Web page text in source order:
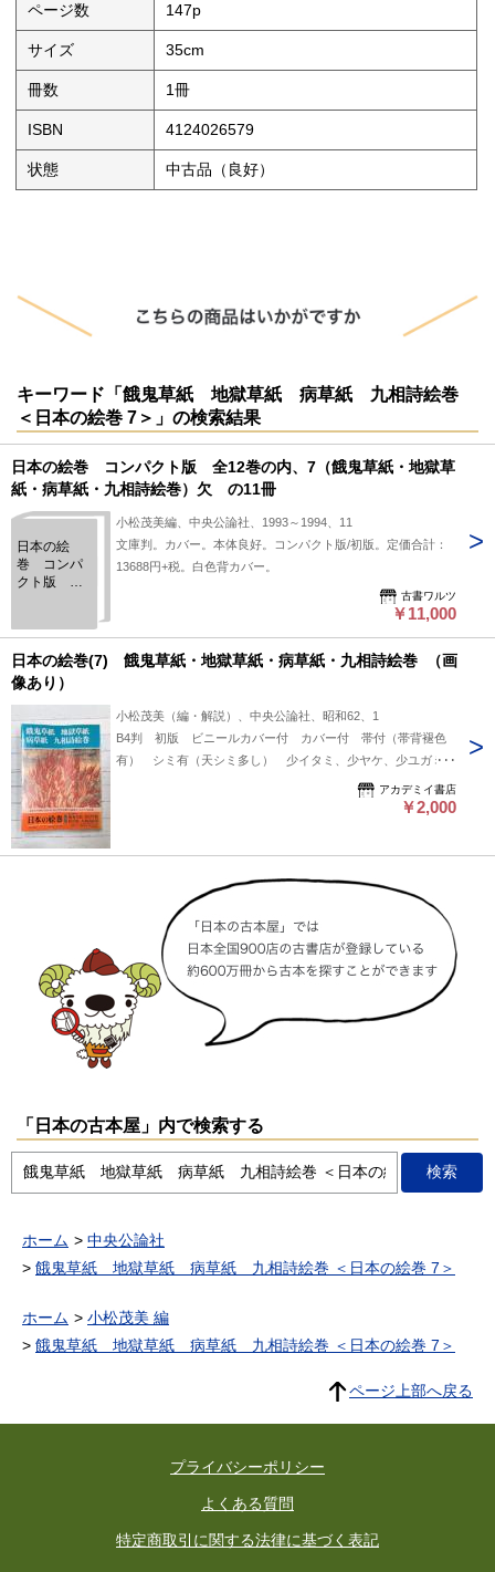
ページ数 147p
サイズ 35cm
冊数 1冊
ISBN 4124026579
状態 中古品（良好）
キーワード「餓鬼草紙 地獄草紙 病草紙 九相詩絵巻
＜日本の絵巻 7＞」の検索結果
日本の絵巻 コンパクト版 全12巻の内、7（餓鬼草紙・地獄草
紙・病草紙・九相詩絵巻）欠 の11冊
日本の絵
巻 コンパ
クト版 全
紙・地獄草
紙・病草
紙・九相詩
絵巻）欠
の11冊
小松茂美編、中央公論社、1993～1994、11
文庫判。カバー。本体良好。コンパクト版/初版。定価合計：
13688円+税。白色背カバー。
古書ワルツ
￥11,000
日本の絵巻(7) 餓鬼草紙・地獄草紙・病草紙・九相詩絵巻 （画
像あり）
小松茂美（編・解説）、中央公論社、昭和62、1
B4判 初版 ビニールカバー付 カバー付 帯付（帯背褪色
有） シミ有（天シミ多し） 少イタミ、少ヤケ、少ユガミ
有 保存並 【検索ワード：美術】＜登録書籍は店頭にない場
合がありますので、ご来店の場合は前日までにご連絡下さい＞
アカデミイ書店
￥2,000
「日本の古本屋」内で検索する
ホーム
中央公論社
餓鬼草紙 地獄草紙 病草紙 九相詩絵巻 ＜日本の絵巻 7＞
ホーム
小松茂美 編
餓鬼草紙 地獄草紙 病草紙 九相詩絵巻 ＜日本の絵巻 7＞
ページ上部へ戻る
プライバシーポリシー
よくある質問
特定商取引に関する法律に基づく表記